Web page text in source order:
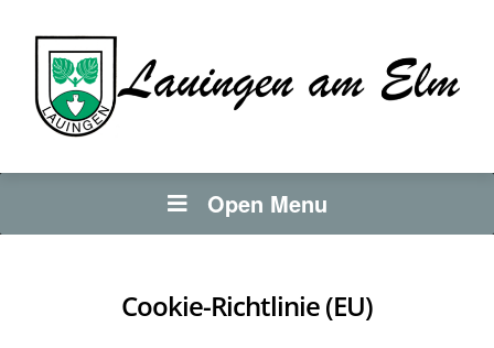
Open Menu
Cookie-Richtlinie (EU)